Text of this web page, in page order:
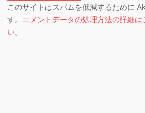
このサイトはスパムを低減するために
す。
コメントデータの処理方法の詳細は
い。